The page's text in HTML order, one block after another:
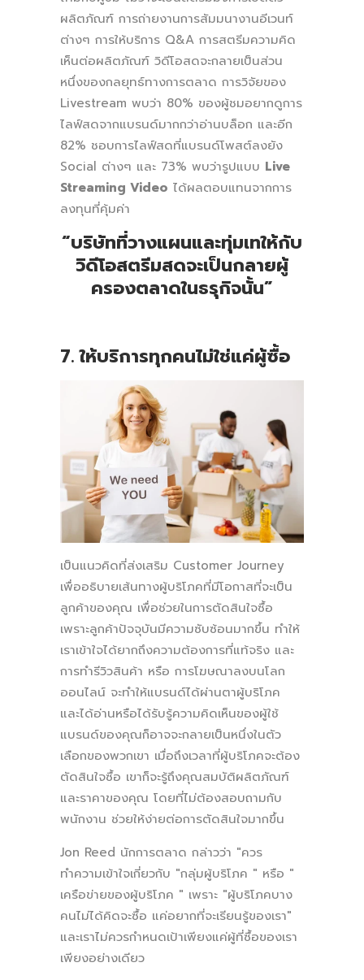
ผลิตภัณฑ์ การถ่ายงานการสัมมนางานอีเวนท์
ต่างๆ การให้บริการ Q&A การสตรีมความคิด
เห็นต่อผลิตภัณฑ์ วิดีโอสดจะกลายเป็นส่วน
หนึ่งของกลยุทธ์ทางการตลาด การวิจัยของ
Livestream พบว่า 80% ของผู้ชมอยากดูการ
ไลฟ์สดจากแบรนด์มากกว่าอ่านบล็อก และอีก
82% ชอบการไลฟ์สดที่แบรนด์โพสต์ลงยัง
Social ต่างๆ และ 73% พบว่ารูปแบบ Live
Streaming Video ได้ผลตอบแทนจากการ
ลงทุนที่คุ้มค่า
“บริษัทที่วางแผนและทุ่มเทให้กับ
วิดีโอสตรีมสดจะเป็นกลายผู้
ครองตลาดในธรุกิจนั้น”
7. ให้บริการทุกคนไม่ใช่แค่ผู้ซื้อ
เป็นแนวคิดที่ส่งเสริม Customer Journey
เพื่ออธิบายเส้นทางผู้บริโภคที่มีโอกาสที่จะเป็น
ลูกค้าของคุณ เพื่อช่วยในการตัดสินใจซื้อ
เพราะลูกค้าปัจจุบันมีความซับซ้อนมากขึ้น ทำให้
เราเข้าใจได้ยากถึงความต้องการที่แท้จริง และ
การทำรีวิวสินค้า หรือ การโฆษณาลงบนโลก
ออนไลน์ จะทำให้แบรนด์ได้ผ่านตาผู้บริโภค
และได้อ่านหรือได้รับรู้ความคิดเห็นของผู้ใช้
แบรนด์ของคุณก็อาจจะกลายเป็นหนึ่งในตัว
เลือกของพวกเขา เมื่อถึงเวลาที่ผู้บริโภคจะต้อง
ตัดสินใจซื้อ เขาก็จะรู้ถึงคุณสมบัติผลิตภัณฑ์
และราคาของคุณ โดยที่ไม่ต้องสอบถามกับ
พนักงาน ช่วยให้ง่ายต่อการตัดสินใจมากขึ้น
Jon Reed นักการตลาด กล่าวว่า "ควร
ทำความเข้าใจเกี่ยวกับ "กลุ่มผู้บริโภค " หรือ "
เครือข่ายของผู้บริโภค " เพราะ "ผู้บริโภคบาง
คนไม่ได้คิดจะซื้อ แค่อยากที่จะเรียนรู้ของเรา"
และเราไม่ควรกำหนดเป้าเพียงแค่ผู้ที่ซื้อของเรา
เพียงอย่างเดียว